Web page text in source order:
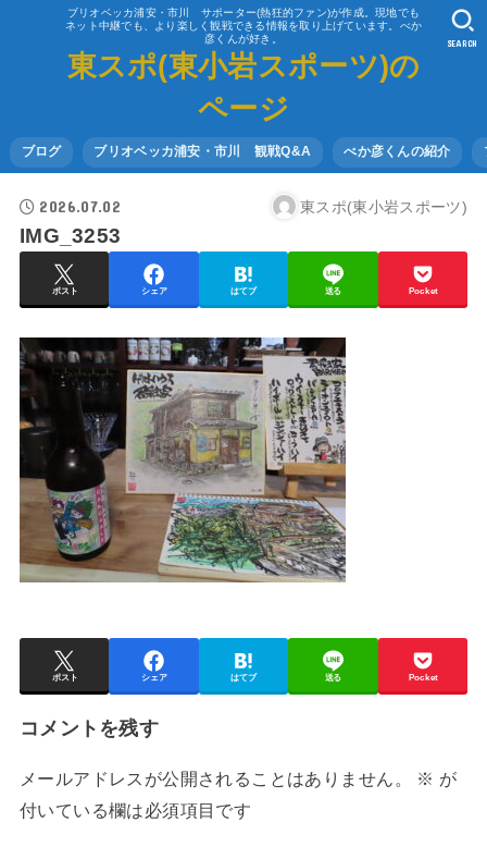
ブリオベッカ浦安・市川 サポーター(熱狂的ファン)が作成。現地でも
ネット中継でも、より楽しく観戦できる情報を取り上げています。べか
彦くんが好き。
東スポ(東小岩スポーツ)の
ページ
ブログ ブリオベッカ浦安・市川 観戦Q&A べか彦くんの紹介
SEARCH
2026.07.02 東スポ(東小岩スポーツ)
IMG_3253
ポスト シェア はてブ 送る Pocket
ポスト シェア はてブ 送る Pocket
コメントを残す
メールアドレスが公開されることはありません。 ※ が
付いている欄は必須項目です